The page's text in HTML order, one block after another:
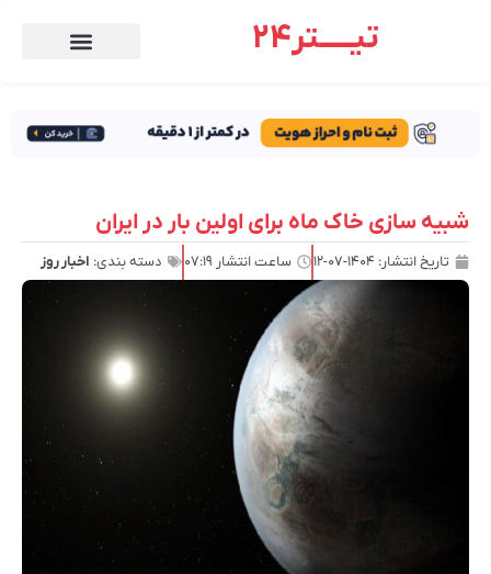
تیـــــتر24
شبیه سازی خاک ماه برای اولین بار در ایران
تاریخ انتشار: ۱۴۰۴-۰۷-۱۲ ساعت انتشار ۰۷:۱۹ دسته بندی: اخبار روز